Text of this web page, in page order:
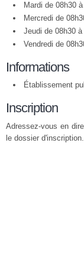
Mardi de 08h30
Mercredi de
Jeudi de 08h30 à
Vendredi de
Informations
Établissement
Inscription
Adressez-vous en
le dossier d'inscription.